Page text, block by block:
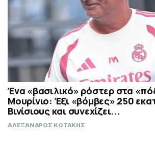
Ένα «βασιλικό» ρόστερ στα
Μουρίνιο: Έξι «βόμβες» 250
Βινίσιους και συνεχίζει...
ΑΛΕΞΑΝΔΡΟΣ ΚΩΤΑΚΗΣ